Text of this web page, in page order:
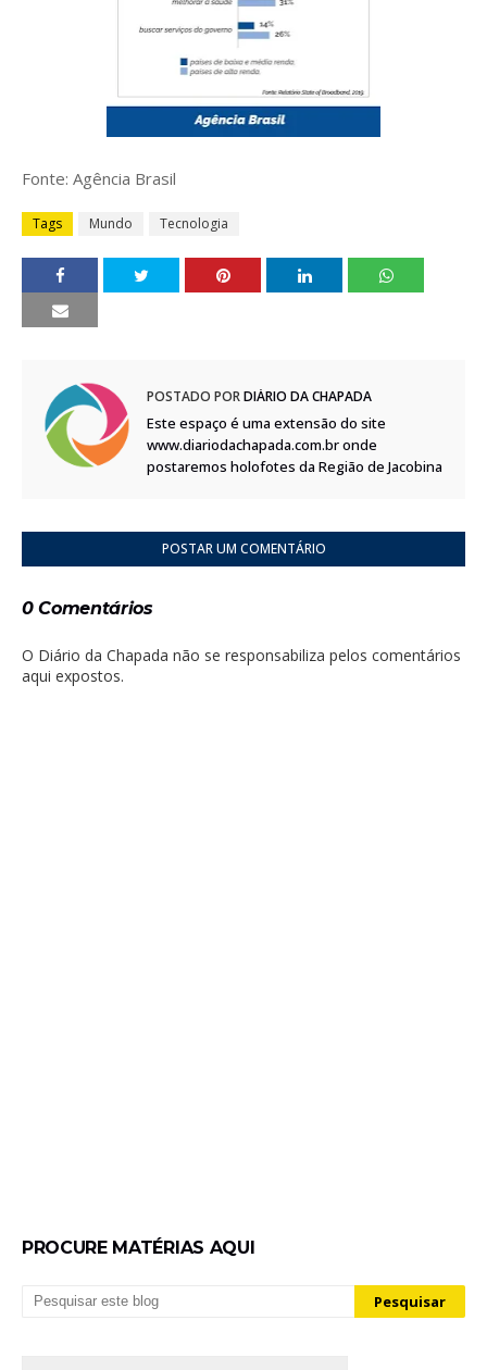
Fonte: Agência Brasil
Tags Mundo Tecnologia
POSTADO PORDIÁRIO DA CHAPADA
Este espaço é uma extensão do site
www.diariodachapada.com.br onde
postaremos holofotes da Região de Jacobina
POSTAR UM COMENTÁRIO
0 Comentários
O Diário da Chapada não se responsabiliza pelos comentários
aqui expostos.
PROCURE MATÉRIAS AQUI